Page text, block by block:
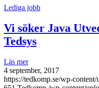
Lediga jobb
Vi söker Java
Tedsys
Läs mer
4 september, 2017
https://tedkomp.se/wp-